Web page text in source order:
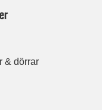
& dörrar